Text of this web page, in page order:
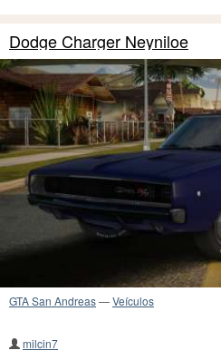
Dodge Charger Neyniloe
GTA San Andreas—Veículos
milcin7